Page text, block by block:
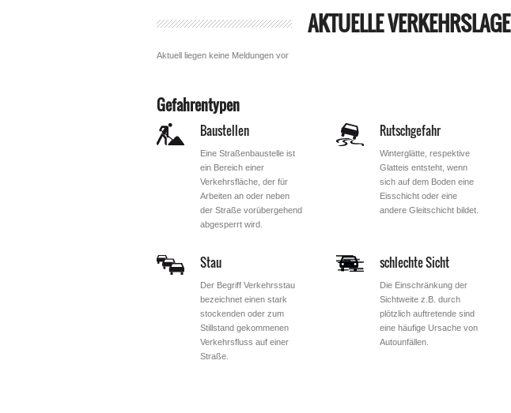
AKTUELLE VERKEHRSLAGE
Aktuell liegen keine Meldungen vor
Gefahrentypen
Baustellen
Eine Straßenbaustelle ist
ein Bereich einer
Verkehrsfläche, der für
Arbeiten an oder neben
der Straße vorübergehend
abgesperrt wird.
Rutschgefahr
Winterglätte, respektive
Glatteis entsteht, wenn
sich auf dem Boden eine
Eisschicht oder eine
andere Gleitschicht bildet.
Stau
Der Begriff Verkehrsstau
bezeichnet einen stark
stockenden oder zum
Stillstand gekommenen
Verkehrsfluss auf einer
Straße.
schlechte Sicht
Die Einschränkung der
Sichtweite z.B. durch
plötzlich auftretende sind
eine häufige Ursache von
Autounfällen.